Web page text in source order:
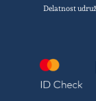
Delatnost